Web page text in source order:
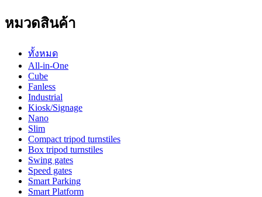
หมวดสินค้า
ทั้งหมด
All-in-One
Cube
Fanless
Industrial
Kiosk/Signage
Nano
Slim
Compact tripod turnstiles
Box tripod turnstiles
Swing gates
Speed gates
Smart Parking
Smart Platform